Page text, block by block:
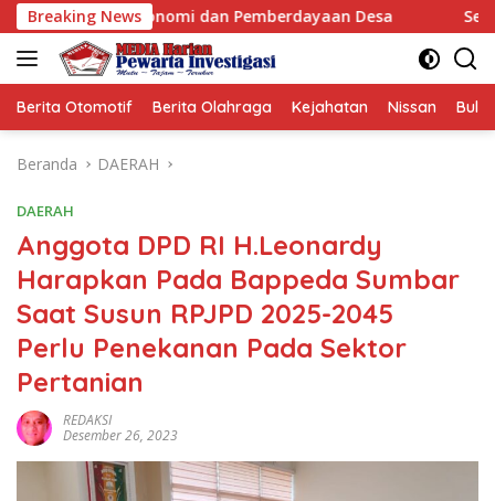
Langsung
ke
konten
Breaking News
dan Pemberdayaan Desa Sensus Ekonomi 2026,
Berita Otomotif Berita Olahraga Kejahatan Nissan
Beranda DAERAH
DAERAH
Anggota DPD RI H.Leonardy
Harapkan Pada Bappeda Sumbar
Saat Susun RPJPD 2025-2045
Perlu Penekanan Pada Sektor
Pertanian
REDAKSI
Desember 26, 2023